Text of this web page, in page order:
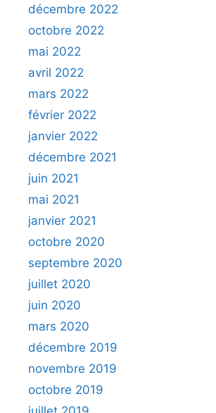
décembre 2022
octobre 2022
mai 2022
avril 2022
mars 2022
février 2022
janvier 2022
décembre 2021
juin 2021
mai 2021
janvier 2021
octobre 2020
septembre 2020
juillet 2020
juin 2020
mars 2020
décembre 2019
novembre 2019
octobre 2019